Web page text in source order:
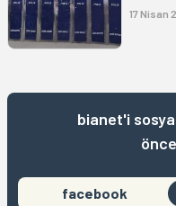
17 Nisan
bianet'i
facebook